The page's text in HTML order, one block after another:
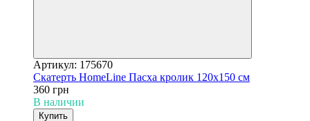
Артикул: 175670
Скатерть HomeLine Пасха кролик 120х150 см
360 грн
В наличии
Купить